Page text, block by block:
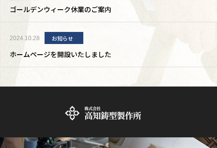
ゴールデンウィーク休業のご案内
2024.10.28 お知らせ
ホームページを開設いたしました